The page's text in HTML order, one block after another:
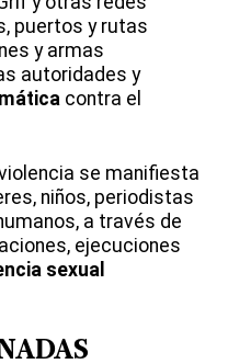
puertos y rutas
y armas
autoridades y
contra el
se manifiesta
niños, periodistas
a través de
ejecuciones
sexual